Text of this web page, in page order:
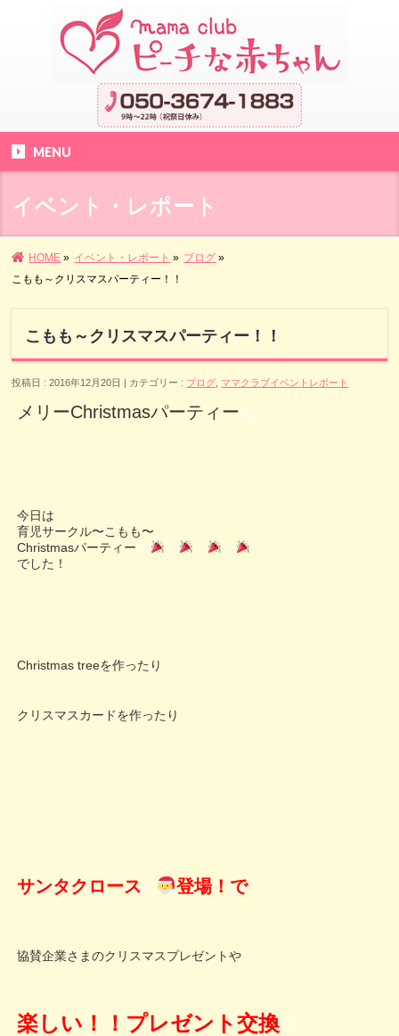
MENU
イベント・レポート
HOME » イベント・レポート » ブログ »
こもも～クリスマスパーティー！！
こもも～クリスマスパーティー！！
投稿日 : 2016年12月20日 カテゴリー : ブログ ママクラブイベントレポート
メリーChristmasパーティー
今日は
育児サークル〜こもも〜
Christmasパーティー
でした！
Christmas treeを作ったり
クリスマスカードを作ったり
サンタクロース 登場！で
協賛企業さまのクリスマスプレゼントや
楽しい！！プレゼント交換